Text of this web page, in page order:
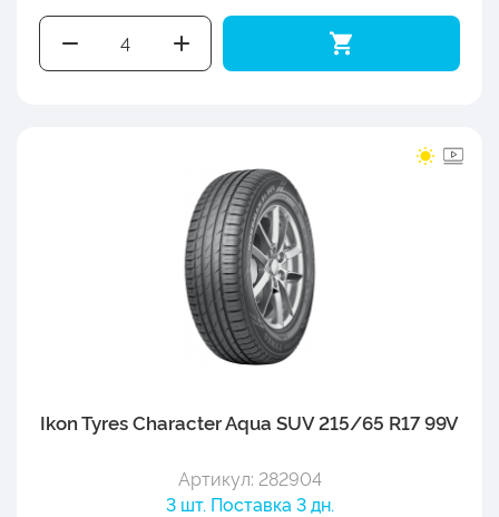
Ikon Tyres Character Aqua SUV 215/65 R17 99V
Артикул: 282904
3 шт. Поставка 3 дн.